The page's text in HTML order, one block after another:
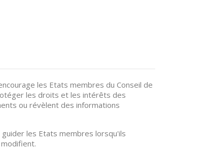
les Etats membres du Conseil de
les droits et les intérêts des
ou révèlent des informations
les Etats membres lorsqu'ils